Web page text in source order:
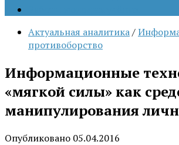
Актуальная аналитика/
противоборство
Информационные
«мягкой силы» как
манипулирования
Опубликовано 05.04.2016